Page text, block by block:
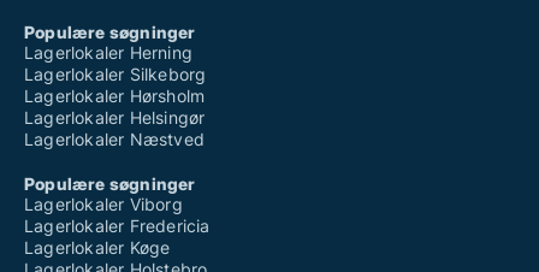
Populære søgninger
Lagerlokaler Herning
Lagerlokaler Silkeborg
Lagerlokaler Hørsholm
Lagerlokaler Helsingør
Lagerlokaler Næstved
Populære søgninger
Lagerlokaler Viborg
Lagerlokaler Fredericia
Lagerlokaler Køge